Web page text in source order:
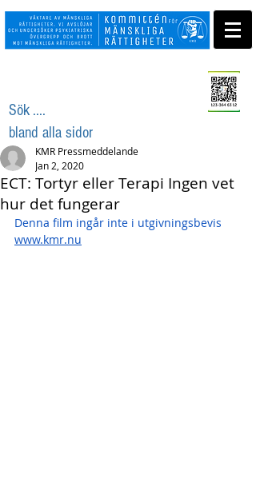
Sök ....
bland alla sidor
ECT: Tortyr eller Terapi Ingen vet
hur det fungerar
KMR Pressmeddelande
Jan 2, 2020
Denna film ingår inte i utgivningsbevis
www.kmr.nu